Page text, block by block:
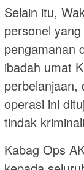
Selain itu,
personel
pengamanan
ibadah umat
perbelanjaan,
operasi ini
tindak
Kabag Ops